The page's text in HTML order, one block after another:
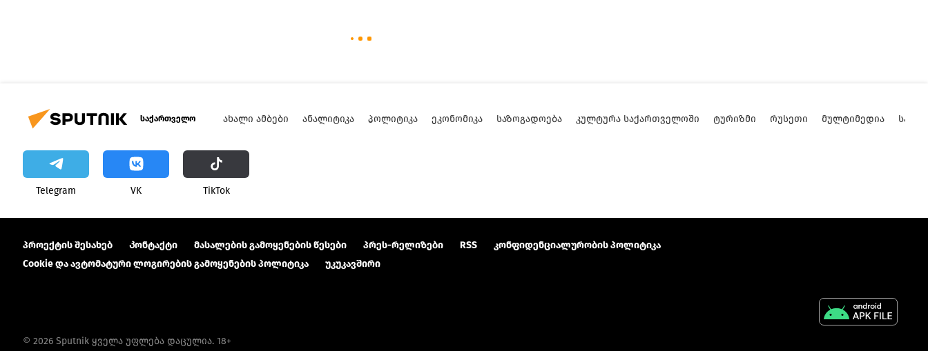
საქართველო ᲐᲮᲐᲚᲘ ᲐᲛᲑᲔᲑᲘ ᲐᲜᲐᲚᲘᲢᲘᲙᲐ ᲞᲝᲚᲘᲢᲘᲙᲐ ᲔᲙᲝᲜᲝᲛᲘᲙᲐ ᲡᲐᲖᲝᲒᲐᲓᲝᲔᲑᲐ ᲙᲣᲚᲢᲣᲠᲐ ᲡᲐᲥᲐᲠᲗᲕᲔᲚᲝᲨᲘ ᲢᲣᲠᲘᲖᲛᲘ ᲠᲣᲡᲔᲗᲘ ᲛᲣᲚᲢᲘᲛᲔᲓᲘᲐ
Telegram VK ТikТоk
პროექტის შესახებ Კონტაქტი მასალების გამოყენების წესები პრეს-რელიზები RSS
კონფიდენციალურობის პოლიტიკა
Cookie და ავტომატური ლოგირების გამოყენების პოლიტიკა
უკუკავშირი
© 2026 Sputnik ყველა უფლება დაცულია. 18+